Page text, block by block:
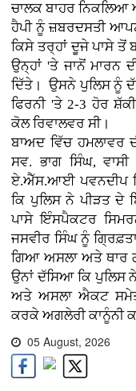
ਚਾਲਕ ਬਾਹਰ
ਹੈਪੀ ਨੂੰ ਜ਼ਬਰਦਸਤੀ
ਕਿਸੇ ਤਰ੍ਹਾਂ ਦੂਜੇ ਪਾਸੇ ਤੋਂ
ਉਨ੍ਹਾਂ 'ਤੇ ਜਾਨੋਂ ਮਾਰਨ
ਦਿੱਤੇ। ਉਸਨੇ ਪੁਲਿਸ ਨੂੰ
ਫਿਰਨੀ 'ਤੇ 2-3 ਹੋਰ
ਕੋਲ ਰਿਵਾਲਵਰ ਸੀ।
ਬਾਅਦ ਵਿੱਚ ਹਮਲਾਵਰ
ਸਵ. ਭਾਗ ਸਿੰਘ,
ਏ.ਐੱਸ.ਆਈ ਪਵਨਦੀਪ
ਕਿ ਪੁਲਿਸ ਨੇ ਪੀੜਤ ਦੇ
ਪਾਸੇ ਇੰਸਪੈਕਟਰ
ਜਸਵੀਰ ਸਿੰਘ ਨੂੰ
ਗਿਆ ਅਸਲਾ ਅਤੇ ਥਾਰ
ਉਨਾਂ ਦੱਸਿਆ ਕਿ ਪੁਲਿਸ
ਅਤੇ ਅਸਲਾ ਐਕਟ
ਕਰਕੇ ਅਗਲੇਰੀ ਕਾਨੂੰਨੀ
05 August, 2026